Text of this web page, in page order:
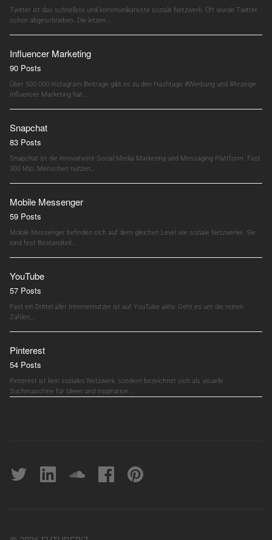
Twitter ist das schnellste und kommunikativste soziale Netzwerk. Oft wurde Twitter
schon abgeschrieben. Die letzen…
Influencer Marketing
90 Posts
Über 500.000 Instagram Beiträge gibt es zu den Hashtags #Werbung und #Anzeige.
Influencer Marketing hat…
Snapchat
83 Posts
Snapchat ist die innovativste Social Media Marketing und Messaging Plattform. Fast
300 Mio. Menschen nutzen…
Mobile Messenger
59 Posts
Mobile Messenger befinden sich auf dem gleichen Level wie soziale Netzwerke. Sie
sind fest Bestandteil…
YouTube
57 Posts
Fast ein Drittel aller Internetnutzer ist auf YouTube aktiv. Geht es um die reinen
Zahlen,…
Pinterest
54 Posts
Pinterest ist kein soziales Netzwerk, sondern bezeichnet sich als visuelle
Suchmaschine für Ideen und Inspiration.…
Twitter linkedin soundcloudFacebookpinterest